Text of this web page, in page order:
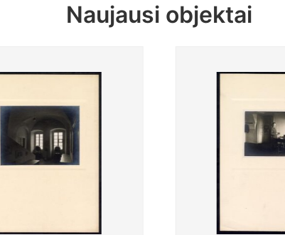
Naujausi objektai